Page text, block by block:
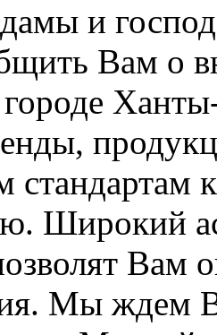
и
Вам о
Широкий
Вам
Мы ждем